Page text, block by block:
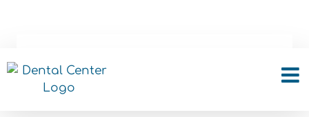
Was ist der Prozess und
wie schmerzhaft ist es?